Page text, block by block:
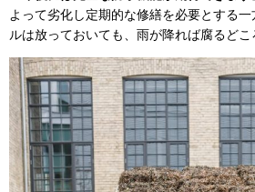
よって劣化し定期的な修繕を必要とする
ルは放っておいても、雨が降れば腐るどこ